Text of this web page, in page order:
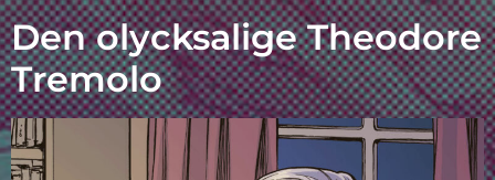
Den olycksalige Theodore
Tremolo